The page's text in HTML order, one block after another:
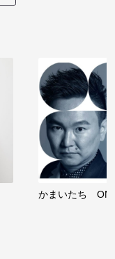
かまいたち